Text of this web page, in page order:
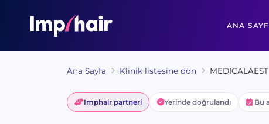
ANA
Ana Sayfa Klinik listesine dön MEDICALAEST
Imphair partneri Yerinde doğrulandı Bu